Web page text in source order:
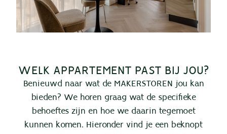
WELK APPARTEMENT PAST BIJ JOU?
Benieuwd naar wat de MAKERSTOREN jou kan
bieden? We horen graag wat de specifieke
behoeftes zijn en hoe we daarin tegemoet
kunnen komen. Hieronder vind je een beknopt